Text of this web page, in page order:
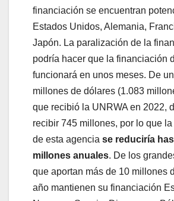
financiación se encuentran
Estados Unidos, Alemania,
Japón. La paralización de la
podría hacer que la financiación
funcionará en unos meses. De
millones de dólares (1.083
que recibió la UNRWA en 2022,
recibir 745 millones, por lo que
de esta agencia se reduciría
millones anuales. De los
que aportan más de 10 millones
año mantienen su financiación